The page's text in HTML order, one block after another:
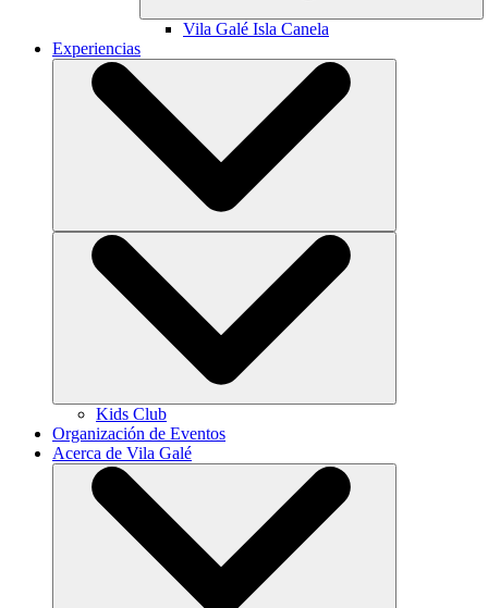
Vila Galé Isla Canela
Experiencias
Kids Club
Organización de Eventos
Acerca de Vila Galé